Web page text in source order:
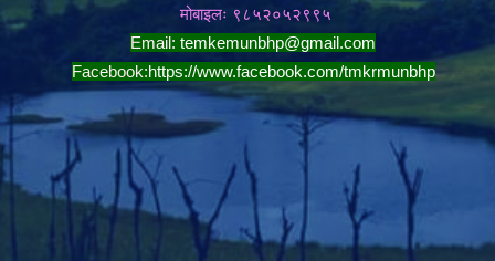
मोबाइलः ९८५२०५२९९५
Email: temkemunbhp@gmail.com
Facebook:https://www.facebook.com/tmkrmunbhp